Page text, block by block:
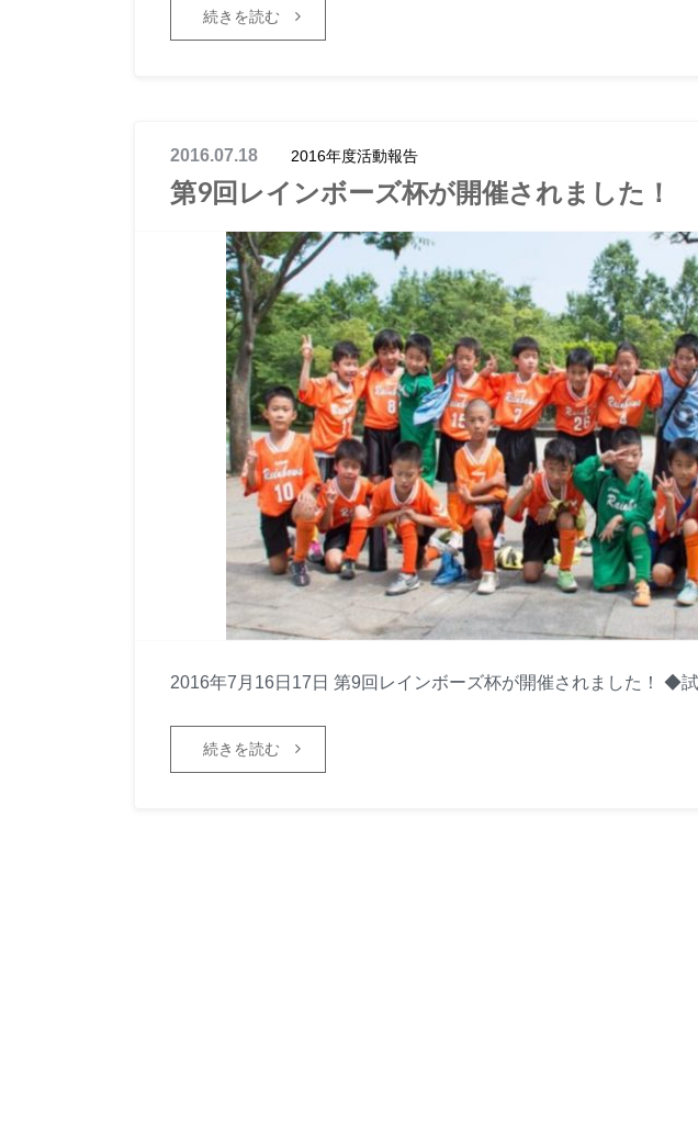
続きを読む
2016.07.18 2016年度活動報告
第9回レインボーズ杯が開催されました！
2016年7月16日17日 第9回レインボーズ杯が開催されました！ ◆
続きを読む